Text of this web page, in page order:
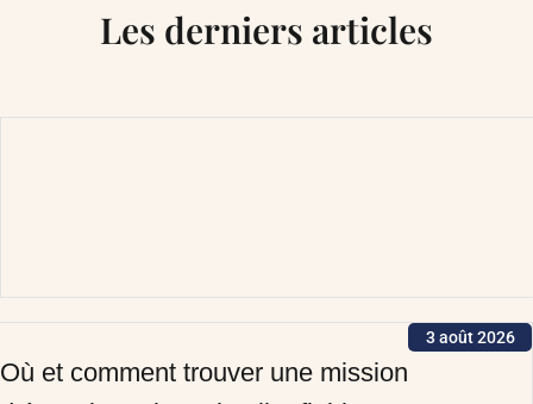
Les derniers articles
3 août 2026
Où et comment trouver une mission